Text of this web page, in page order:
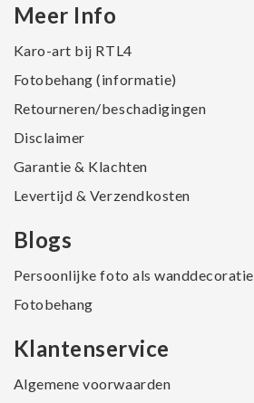
Meer Info
Karo-art bij RTL4
Fotobehang (informatie)
Retourneren/beschadigingen
Disclaimer
Garantie & Klachten
Levertijd & Verzendkosten
Blogs
Persoonlijke foto als wanddecoratie
Fotobehang
Klantenservice
Algemene voorwaarden